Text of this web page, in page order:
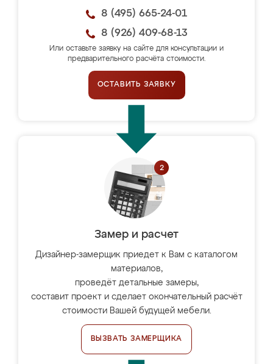
8 (495) 665-24-01
8 (926) 409-68-13
Или оставьте заявку на сайте для консультации и
предварительного расчёта стоимости.
ОСТАВИТЬ ЗАЯВКУ
Замер и расчет
Дизайнер-замерщик приедет к Вам с каталогом
материалов,
проведёт детальные замеры,
составит проект и сделает окончательный расчёт
стоимости Вашей будущей мебели.
ВЫЗВАТЬ ЗАМЕРЩИКА